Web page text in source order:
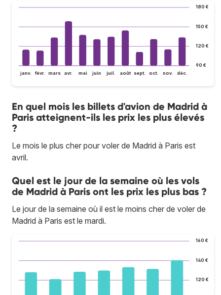
90 €
120 €
150 €
180 €
janv. févr. mars avr. mai juin juil. août sept. oct. nov. déc.
En quel mois les billets d'avion de Madrid à
Paris atteignent-ils les prix les plus élevés
?
Le mois le plus cher pour voler de Madrid à Paris est
avril.
Quel est le jour de la semaine où les vols
de Madrid à Paris ont les prix les plus bas ?
Le jour de la semaine où il est le moins cher de voler de
Madrid à Paris est le mardi.
120 €
140 €
160 €